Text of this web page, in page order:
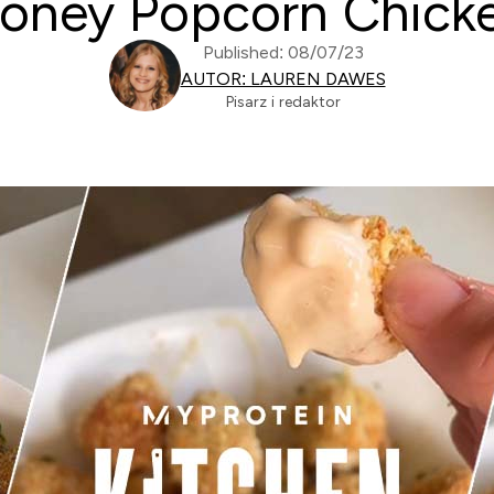
Popcorn
Published: 08/07/23
AUTOR: LAUREN DAWES
Pisarz i redaktor